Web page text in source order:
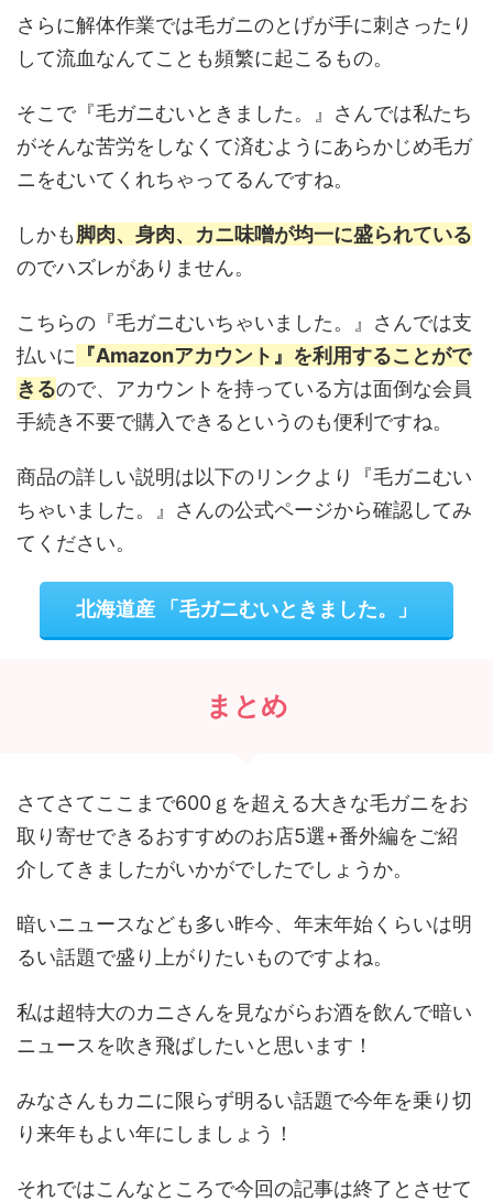
さらに解体作業では毛ガニのとげが手に刺さったり
して流血なんてことも頻繁に起こるもの。
そこで『毛ガニむいときました。』さんでは私たち
がそんな苦労をしなくて済むようにあらかじめ毛ガ
ニをむいてくれちゃってるんですね。
しかも脚肉、身肉、カニ味噌が均一に盛られている
のでハズレがありません。
こちらの『毛ガニむいちゃいました。』さんでは支
払いに 『Amazonアカウント』を利用することがで
きるので、アカウントを持っている方は面倒な会員
手続き不要で購入できるというのも便利ですね。
商品の詳しい説明は以下のリンクより『毛ガニむい
ちゃいました。』さんの公式ページから確認してみ
てください。
北海道産 「毛ガニむいときました。」
まとめ
さてさてここまで600ｇを超える大きな毛ガニをお
取り寄せできるおすすめのお店5選+番外編をご紹
介してきましたがいかがでしたでしょうか。
暗いニュースなども多い昨今、年末年始くらいは明
るい話題で盛り上がりたいものですよね。
私は超特大のカニさんを見ながらお酒を飲んで暗い
ニュースを吹き飛ばしたいと思います！
みなさんもカニに限らず明るい話題で今年を乗り切
り来年もよい年にしましょう！
それではこんなところで今回の記事は終了とさせて